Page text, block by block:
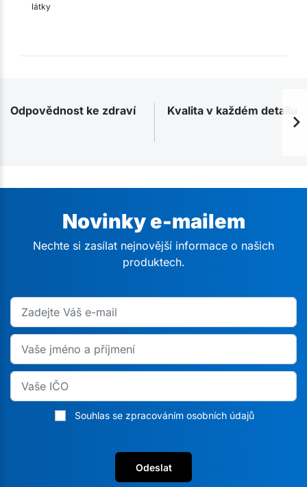
látky
Odpovědnost ke zdraví Kvalita v každém detailu
Novinky e-mailem
Nechte si zasílat nejnovější informace o našich
produktech.
Souhlas se zpracováním osobních údajů
Odeslat